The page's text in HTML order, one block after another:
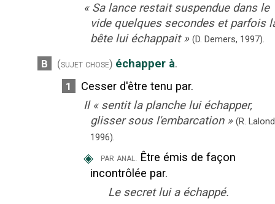
« Sa lance restait suspendue dans le
vide quelques secondes et parfois
bête lui échappait » (D. Demers, 1997).
B (sujet chose) échapper à.
1
Cesser d'être tenu par.
Il « sentit la planche lui échapper,
glisser sous l'embarcation » (R.
1996).
◈ par anal.
Être émis de façon
incontrôlée par.
Le secret lui a échappé.